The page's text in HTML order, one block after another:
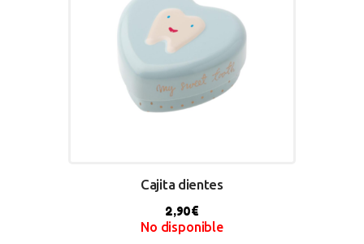
Cajita dientes
2,90€
No disponible